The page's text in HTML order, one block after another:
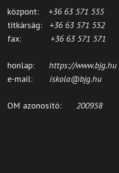
központ: +36 63 571 555
titkárság: +36 63 571 552
fax: +36 63 571 571
honlap: https://www.bjg.hu
e-mail: iskola@bjg.hu
OM azonosító: 200958